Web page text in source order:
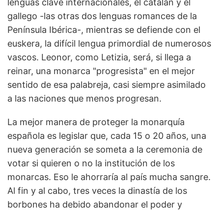
gallego -las otras dos lenguas romances de la
Península Ibérica-, mientras se defiende con el
euskera, la difícil lengua primordial de numerosos
vascos. Leonor, como Letizia, será, si llega a
reinar, una monarca "progresista" en el mejor
sentido de esa palabreja, casi siempre asimilado
a las naciones que menos progresan.
La mejor manera de proteger la monarquía
española es legislar que, cada 15 o 20 años, una
nueva generación se someta a la ceremonia de
votar si quieren o no la institución de los
monarcas. Eso le ahorraría al país mucha sangre.
Al fin y al cabo, tres veces la dinastía de los
borbones ha debido abandonar el poder y